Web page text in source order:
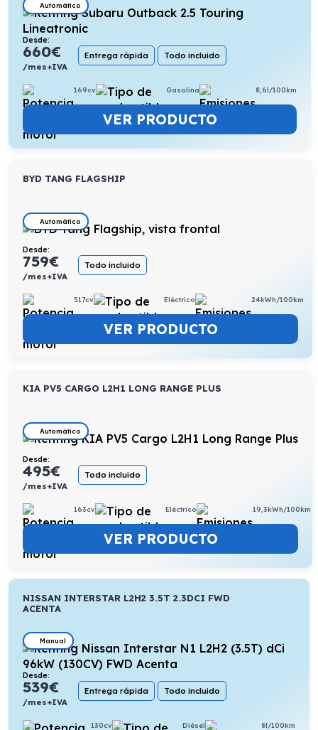
Automático
Desde:
660€
/mes+IVA
Entrega rápida Todo incluido
169cv Gasolina 8,6l/100km
VER PRODUCTO
BYD TANG FLAGSHIP
Automático
Desde:
759€
/mes+IVA
Todo incluido
517cv Eléctrico 24kWh/100km
VER PRODUCTO
KIA PV5 CARGO L2H1 LONG RANGE PLUS
Automático
Desde:
495€
/mes+IVA
Todo incluido
163cv Eléctrico 19,3kWh/100km
VER PRODUCTO
NISSAN INTERSTAR L2H2 3.5T 2.3DCI FWD
ACENTA
Manual
Desde:
539€
/mes+IVA
Entrega rápida Todo incluido
130cv Diésel 8l/100km